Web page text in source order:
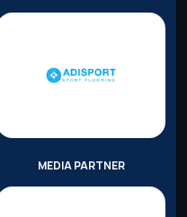
MEDIA PARTNER